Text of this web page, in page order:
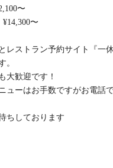
〜
〜
レストラン予約サイト『一
。
大歓迎です！
ューはお手数ですがお電話
ちしております